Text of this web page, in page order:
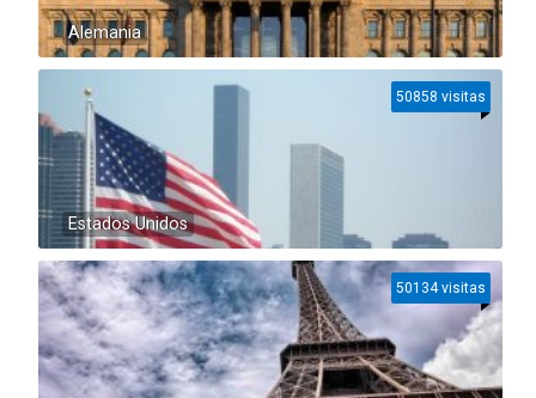
Alemania
Estados Unidos
50858 visitas
50134 visitas